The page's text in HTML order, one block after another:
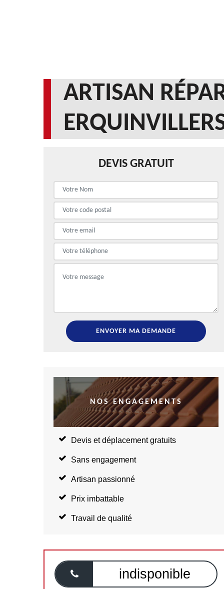
ARTISAN
DEVIS GRATUIT
NOS ENGAGEMENTS
Devis et déplacement gratuits
Sans engagement
Artisan passionné
Prix imbattable
Travail de qualité
indisponible